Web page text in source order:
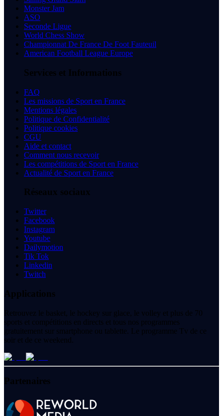
Monster Jam
ASO
Seconde Ligue
World Chess Show
Championnat De France De Foot Fauteuil
American Football League Europe
Services et Informations
FAQ
Les missions de Sport en France
Mentions légales
Politique de Confidentialité
Politique cookies
CGU
Aide et contact
Comment nous recevoir
Les compétitions de Sport en France
Actualité de Sport en France
Réseaux sociaux
Twitter
Facebook
Instagram
Youtube
Dailymotion
Tik Tok
Linkedin
Twitch
Applications
Retrouvez le basket, le hockey sur glace, le volley et plus de 70
sports et compétitions en directs et tous nos programmes
gratuitement sur smartphone ou tablette. Le programme Tv de ce
soir et de ce weekend.
Partenaires